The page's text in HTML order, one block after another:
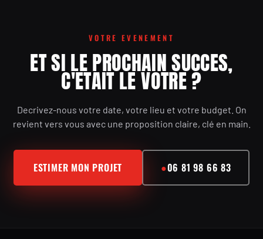
VOTRE EVENEMENT
ET SI LE PROCHAIN SUCCES,
C'ETAIT LE VOTRE ?
Decrivez-nous votre date, votre lieu et votre budget. On
revient vers vous avec une proposition claire, clé en main.
ESTIMER MON PROJET ●06 81 98 66 83